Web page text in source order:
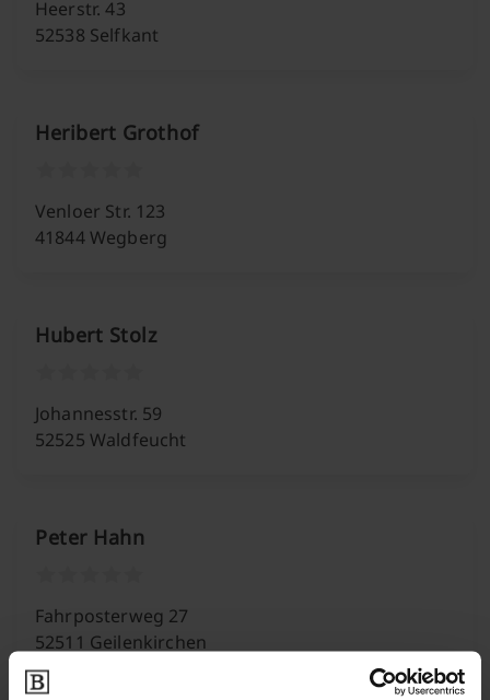
Heerstr. 43
52538 Selfkant
Heribert Grothof
Venloer Str. 123
41844 Wegberg
Hubert Stolz
Johannesstr. 59
52525 Waldfeucht
Peter Hahn
Fahrposterweg 27
52511 Geilenkirchen